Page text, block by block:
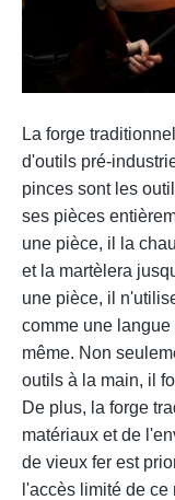
La forge
d'outils pré-
pinces sont les
ses pièces
une pièce, il la
et la martèlera
une pièce, il
comme une
même. Non
outils à la main, il
De plus, la forge
matériaux et de
de vieux fer est
l'accès limité de